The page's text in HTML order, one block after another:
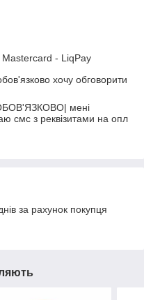
- LiqPay
хочу обговорити
мені
смс з реквізитами на опл
за рахунок покупця